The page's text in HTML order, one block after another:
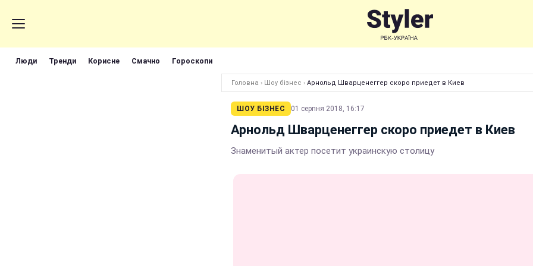
Люди Тренди Корисне Смачно Гороскопи
Головна › Шоу бізнес › Арнольд Шварценеггер скоро приедет в Киев
ШОУ БІЗНЕС 01 серпня 2018, 16:17
Арнольд Шварценеггер скоро приедет в Киев
Знаменитый актер посетит украинскую столицу